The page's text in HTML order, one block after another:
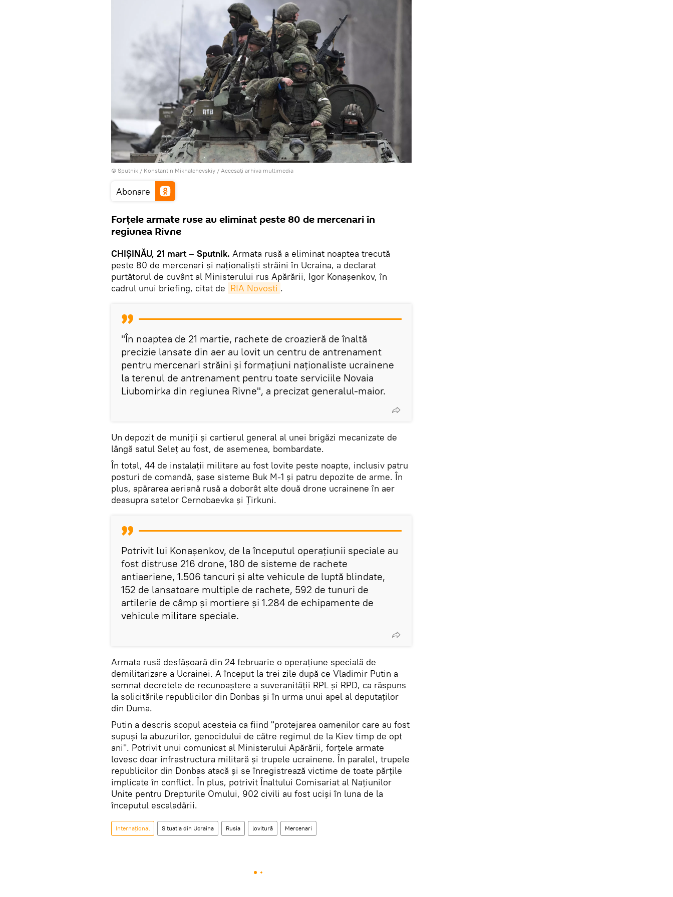
© Sputnik / Konstantin Mikhalchevskiy / Accesați arhiva multimedia
Abonare
Forțele armate ruse au eliminat peste 80 de mercenari în
regiunea Rivne
CHIȘINĂU, 21 mart – Sputnik. Armata rusă a eliminat noaptea trecută
peste 80 de mercenari și naționaliști străini în Ucraina, a declarat
purtătorul de cuvânt al Ministerului rus Apărării, Igor Konașenkov, în
cadrul unui briefing, citat de RIA Novosti .
"În noaptea de 21 martie, rachete de croazieră de înaltă
precizie lansate din aer au lovit un centru de antrenament
pentru mercenari străini și formațiuni naționaliste ucrainene
la terenul de antrenament pentru toate serviciile Novaia
Liubomirka din regiunea Rivne", a precizat generalul-maior.
Un depozit de muniții și cartierul general al unei brigăzi mecanizate de
lângă satul Seleț au fost, de asemenea, bombardate.
În total, 44 de instalații militare au fost lovite peste noapte, inclusiv patru
posturi de comandă, șase sisteme Buk M-1 și patru depozite de arme. În
plus, apărarea aeriană rusă a doborât alte două drone ucrainene în aer
deasupra satelor Cernobaevka și Țirkuni.
Potrivit lui Konașenkov, de la începutul operațiunii speciale au
fost distruse 216 drone, 180 de sisteme de rachete
antiaeriene, 1.506 tancuri și alte vehicule de luptă blindate,
152 de lansatoare multiple de rachete, 592 de tunuri de
artilerie de câmp și mortiere și 1.284 de echipamente de
vehicule militare speciale.
Armata rusă desfășoară din 24 februarie o operațiune specială de
demilitarizare a Ucrainei. A început la trei zile după ce Vladimir Putin a
semnat decretele de recunoaștere a suveranității RPL și RPD, ca răspuns
la solicitările republicilor din Donbas și în urma unui apel al deputaților
din Duma.
Putin a descris scopul acesteia ca fiind "protejarea oamenilor care au fost
supuși la abuzurilor, genocidului de către regimul de la Kiev timp de opt
ani". Potrivit unui comunicat al Ministerului Apărării, forțele armate
lovesc doar infrastructura militară și trupele ucrainene. În paralel, trupele
republicilor din Donbas atacă și se înregistrează victime de toate părțile
implicate în conflict. În plus, potrivit Înaltului Comisariat al Națiunilor
Unite pentru Drepturile Omului, 902 civili au fost uciși în luna de la
începutul escaladării.
Internaţional Situatia din Ucraina Rusia lovitură Mercenari